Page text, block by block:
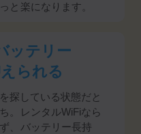
と楽になります。
ッテリー
られる
探している状態だと
。レンタルWiFiなら
、バッテリー長持